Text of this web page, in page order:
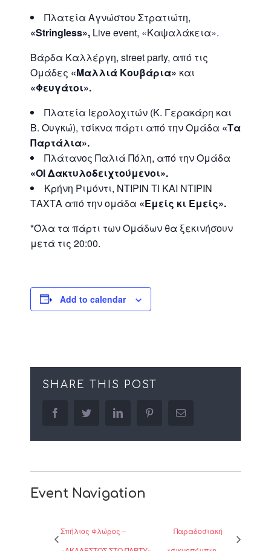
Πλατεία Αγνώστου Στρατιώτη,
«Stringless», Live event, «Καψαλάκεια».
Βάρδα Καλλέργη, street party, από τις
Ομάδες «Μαλλιά Κουβάρια» και
«Φευγάτοι».
Πλατεία Ιερολοχιτών (Κ. Γερακάρη και
Β. Ουγκώ), τσίκνα πάρτι από την Ομάδα «Τα
Παρτάλια».
Πλάτανος Παλιά Πόλη, από την Ομάδα
«ΟΙ Δακτυλοδειχτούμενοι».
Κρήνη Ριμόντι, ΝΤΙΡΙΝ ΤΙ ΚΑΙ ΝΤΙΡΙΝ
ΤΑΧΤΑ από την ομάδα «Εμείς κι Εμείς».
*Όλα τα πάρτι των Ομάδων θα ξεκινήσουν
μετά τις 20:00.
Add to calendar
SHARE THIS POST
facebooktwitter linkedin pinterestEmail
Event Navigation
Σπήλιος Φλώρος –
Παραδοσιακή